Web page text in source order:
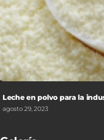
Leche en polvo para la
agosto 29, 2023